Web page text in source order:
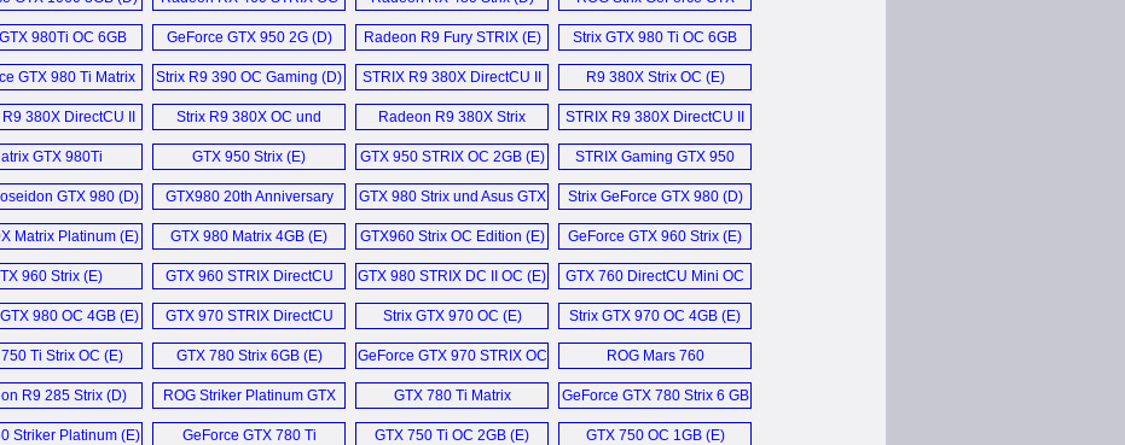
und Ti Gaming X
4G (D)
4GB (E)
1070 OC (E)
980Ti OC 6GB
III (E)
GeForce GTX 950 2G (D) Radeon R9 Fury STRIX (E)
Strix GTX 980 Ti OC 6GB
Grafikkarten (D)
GTX 980 Ti Matrix
6GB (E)
Strix R9 390 OC Gaming (D)
STRIX R9 380X DirectCU II
OC (E)
R9 380X Strix OC (E)
380X DirectCU II
OC (E)
Strix R9 380X OC und
Sapphire Nitro R9 380X (D)
Radeon R9 380X Strix
4GB (E)
STRIX R9 380X DirectCU II
OC Video Card (E)
GTX 980Ti
Platinum (E)
GTX 950 Strix (E) GTX 950 STRIX OC 2GB (E)
STRIX Gaming GTX 950
2GB DC2 OC (E)
GTX 980 (D)
GTX980 20th Anniversary
Gold Edition (E)
GTX 980 Strix und Asus GTX
980 Matrix (D)
Strix GeForce GTX 980 (D)
Matrix Platinum (E) GTX 980 Matrix 4GB (E) GTX960 Strix OC Edition (E) GeForce GTX 960 Strix (E)
960 Strix (E)
GTX 960 STRIX DirectCU
II (E)
GTX 980 STRIX DC II OC (E)
GTX 760 DirectCU Mini OC
Grafikkarten (D)
980 OC 4GB (E)
GTX 970 STRIX DirectCU
II (E)
Strix GTX 970 OC (E) Strix GTX 970 OC 4GB (E)
Ti Strix OC (E) GTX 780 Strix 6GB (E)
GeForce GTX 970 STRIX OC
Edition (D)
ROG Mars 760
Grafikkarten (D)
R9 285 Strix (D)
ROG Striker Platinum GTX
760 4GB Reviev (E)
GTX 780 Ti Matrix
Platinum (E)
GeForce GTX 780 Strix 6 GB
Grafikkarte (D)
Striker Platinum (E)
GeForce GTX 780 Ti
GTX 750 Ti OC 2GB (E) GTX 750 OC 1GB (E)